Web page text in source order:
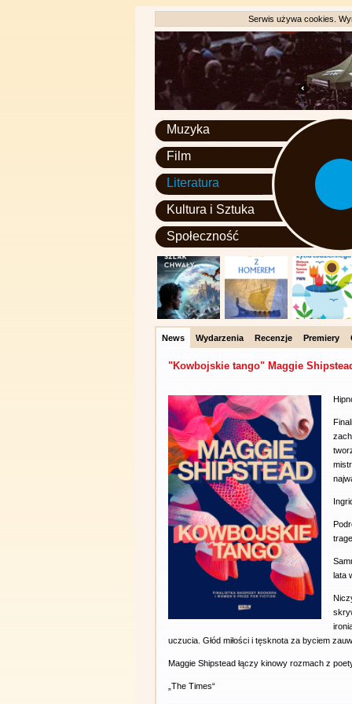
Serwis używa cookies.
Muzyka
Film
Literatura
Kultura i Sztuka
Społeczność
News Wydarzenia Recenzje Premiery
"Kowbojskie tango" Maggie
lata
uczucia. Głód miłości i tęsknota za byciem
Maggie Shipstead łączy kinowy rozmach z
„The Times“